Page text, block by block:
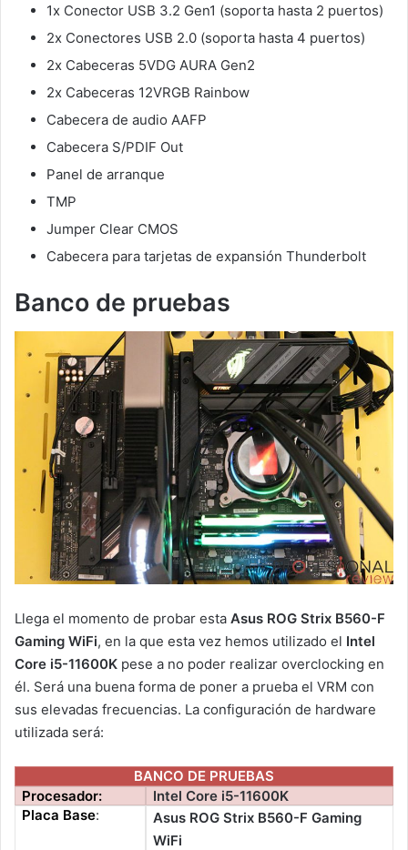
1x Conector USB 3.2 Gen1 (soporta hasta 2 puertos)
2x Conectores USB 2.0 (soporta hasta 4 puertos)
2x Cabeceras 5VDG AURA Gen2
2x Cabeceras 12VRGB Rainbow
Cabecera de audio AAFP
Cabecera S/PDIF Out
Panel de arranque
TMP
Jumper Clear CMOS
Cabecera para tarjetas de expansión Thunderbolt
Banco de pruebas
Llega el momento de probar esta Asus ROG Strix B560-F
Gaming WiFi, en la que esta vez hemos utilizado el Intel
Core i5-11600K pese a no poder realizar overclocking en
él. Será una buena forma de poner a prueba el VRM con
sus elevadas frecuencias. La configuración de hardware
utilizada será:
BANCO DE PRUEBAS
Procesador:
Intel Core i5-11600K
Placa Base:
Asus ROG Strix B560-F Gaming
WiFi